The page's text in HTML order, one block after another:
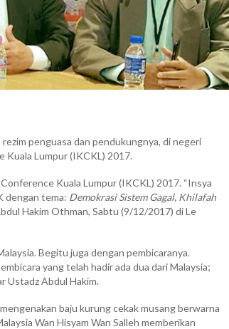
penguasa dan pendukungnya, di negeri
Lumpur (IKCKL) 2017.
Kuala Lumpur (IKCKL) 2017. “Insya
dengan tema: Demokrasi Sistem Gagal, Khilafah
Hakim Othman, Sabtu (9/12/2017) di Le
Begitu juga dengan pembicaranya.
yang telah hadir ada dua dari Malaysia;
Ustadz Abdul Hakim.
baju kurung cekak musang berwarna
Wan Hisyam Wan Salleh memberikan